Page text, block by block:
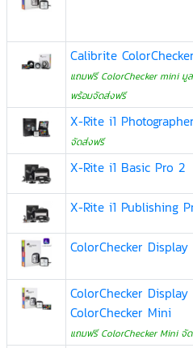
Calibrite
แถมฟรี ColorChecker mini มู
พร้อมจัดส่งฟรี
X-Rite i1
จัดส่งฟรี
X-Rite i1 Basic Pro 2
X-Rite i1 Publishing
ColorChecker Display
ColorChecker
ColorChecker Mini
แถมฟรี ColorChecker Mini จั